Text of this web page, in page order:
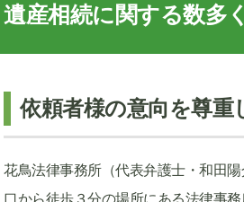
遺産相続に関する数多
依頼者様の意向を尊重
花鳥法律事務所（代表弁護士・和田
口から徒歩３分の場所にある法律事